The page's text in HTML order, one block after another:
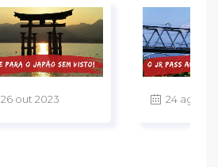
26 out 2023 24 ago